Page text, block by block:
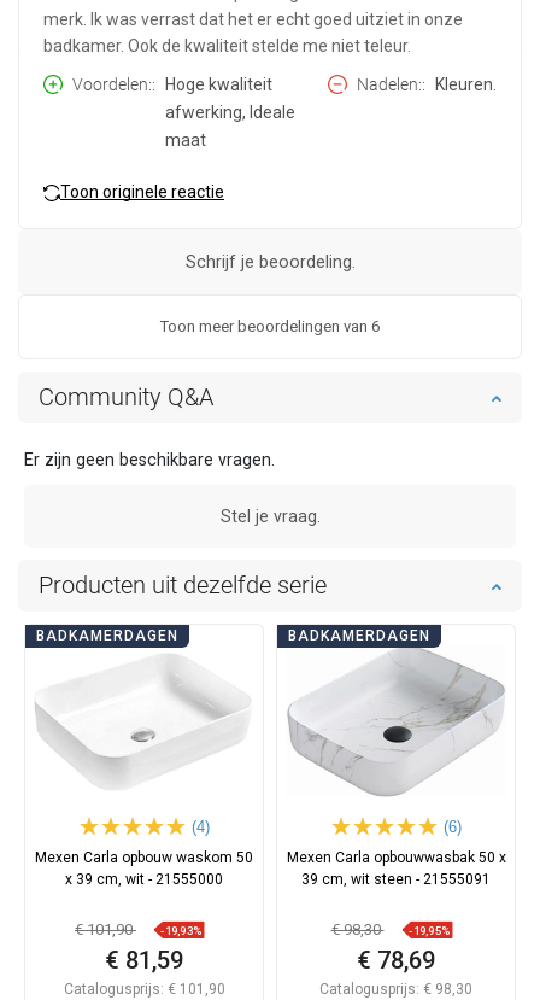
merk. Ik was verrast dat het er echt goed uitziet in onze
badkamer. Ook de kwaliteit stelde me niet teleur.
Voordelen:
Hoge kwaliteit
afwerking, Ideale
maat
Nadelen: Kleuren.
Toon originele reactie
Toon meer beoordelingen van 6
Schrijf je beoordeling.
Community Q&A
Er zijn geen beschikbare vragen.
Stel je vraag.
Producten uit dezelfde serie
BADKAMERDAGEN
(4)
Mexen Carla opbouw waskom 50
x 39 cm, wit - 21555000
€ 101,90 -19,93%
€ 81,59
Catalogusprijs: € 101,90
BADKAMERDAGEN
(6)
Mexen Carla opbouwwasbak 50 x
39 cm, wit steen - 21555091
€ 98,30 -19,95%
€ 78,69
Catalogusprijs: € 98,30